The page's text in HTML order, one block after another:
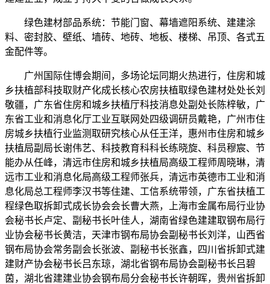
绿色建材部品系统：节能门窗、幕墙遮阳系统、建建涂
料、密封胶、壁纸、墙砖、地砖、地板、楼梯、吊顶、各式五
金配件等。
广州国际住博会期间，多场论坛同期火热进行，住房和城
乡扶植部科技取财产化成长核心农房扶植取绿色建材处处长刘
敬疆，广东省住房和城乡扶植厅科技消息处副处长陈梓敏，广
东省工业和消息化厅工业互联网处四级调研员戴艳，广州市住
房城乡扶植行业监测取研究核心从任王洋，惠州市住房和城乡
扶植局副局长谢伟艺、科技教育科科长练晓旋、科员穆宸、节
能办从任峰，清远市住房和城乡扶植局高级工程师周晓琳，清
远市工业和消息化局高级工程师张兵，清远市英德市工业和消
息化局总工程师李汉书等住建、工信系统带领，广东省扶植工
程绿色取拆卸式成长协会会长曹大燕，上海市金属布局行业协
会秘书长卢定、副秘书长叶佳人，湖南省绿色建建取钢布局行
业协会秘书长黄洁，天津市钢布局协会副秘书长刘洋，山西省
钢布局协会常务副会长张波、副秘书长张鑫，四川省拆卸式建
建财产协会秘书长吕东琼，湖北省钢布局协会副秘书长吕碧
茵，湖北省建建业协会钢布局分会秘书长许朝晖，贵州省拆卸